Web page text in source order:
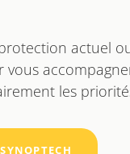
actuel
vous
les